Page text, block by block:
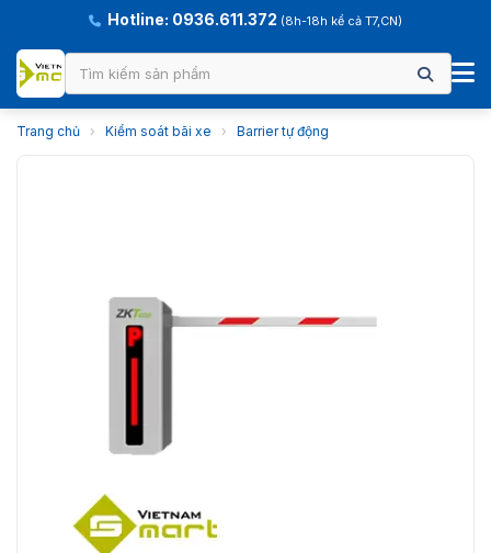
Hotline: 0936.611.372 (8h-18h kể cả T7,CN)
Trang chủ › Kiểm soát bãi xe › Barrier tự động